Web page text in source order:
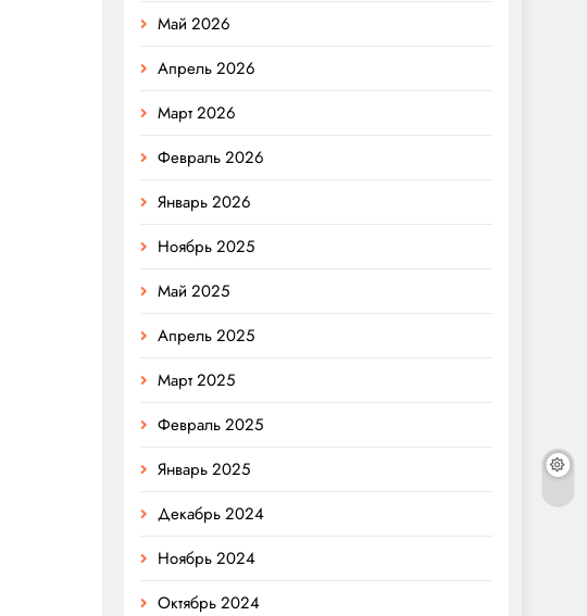
Май 2026
Апрель 2026
Март 2026
Февраль 2026
Январь 2026
Ноябрь 2025
Май 2025
Апрель 2025
Март 2025
Февраль 2025
Январь 2025
Декабрь 2024
Ноябрь 2024
Октябрь 2024